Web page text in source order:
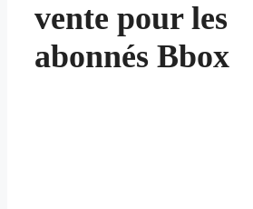
vente pour les
abonnés Bbox